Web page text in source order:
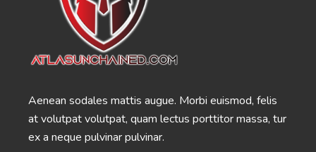
out in a sea of competition.
Amazon Product Descriptions
Descriptions for Amazon products that rank on the
first page of the search results.
Aenean sodales mattis augue. Morbi euismod, felis
at volutpat volutpat, quam lectus porttitor massa, tur
ex a neque pulvinar pulvinar.